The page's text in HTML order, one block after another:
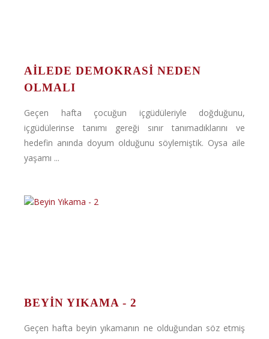
AILEDE DEMOKRASI NEDEN
OLMALI
Geçen hafta çocuğun içgüdüleriyle doğduğunu,
içgüdülerinse tanımı gereği sınır tanımadıklarını ve
hedefin anında doyum olduğunu söylemiştik. Oysa aile
yaşamı ...
BEYIN YIKAMA - 2
Geçen hafta beyin yıkamanın ne olduğundan söz etmiş